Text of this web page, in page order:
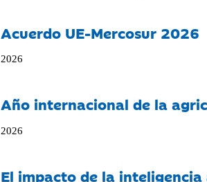
Acuerdo UE-Mercosur 2026
2026
Año internacional de la
2026
El impacto de la